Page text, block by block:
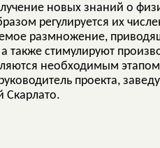
новых знаний о
регулируется их
размножение,
стимулируют
необходимым
проекта,
Скарлато.